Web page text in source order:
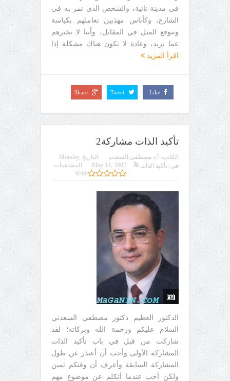
في مدينة نائية، والشخص الذي نمر به في
الشارع، وكأناس مهذبين نعاملهم بكياسة
ونتوقع المثل في المقابل، وأننا لا نخبرهم
عما نريد، وعادة لا تكون هناك مشكلة إذا
اقرأ المزيد
Like
Tweet
Share
تأكيد الذات مشاركة2
الكاتب: أ.د مصطفى السعدني التاريخ Monday,
May 14, 2007
في: تأكيد الذات
المشاهدات
6560
الدكتور العظيم دكتور مصطفي السعدني
السلام عليكم ورحمة الله وبركاته؛ لقد
شاركت من قبل في باب تأكيد الذات
المشاركة الأولى وأحب أن أعتذر عن طول
المشاركة السابقة وأعرف أن وقتكم ثمين
ولكن أحب عندما أتكلم عن موضوع مهم